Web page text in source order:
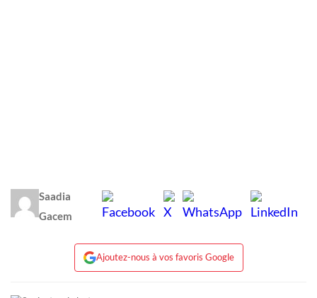
Saadia
Gacem
Ajoutez-nous à vos favoris Google